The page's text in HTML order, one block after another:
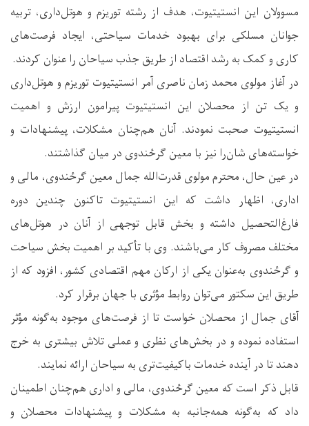
مسوولان این انستیتیوت، هدف از رشته توریزم و هوتل‌داری، تربیه
جوانان مسلکی برای بهبود خدمات سیاحتی، ایجاد فرصت‌های
کاری و کمک به رشد اقتصاد از طریق جذب سیاحان را عنوان کردند.
در آغاز مولوی محمد زمان ناصری آمر انستیتیوت توریزم و هوتل‌داری
و یک تن از محصلان این انستیتیوت پیرامون ارزش و اهمیت
انستیتیوت صحبت نمودند. آنان هم‌چنان مشکلات، پیشنهادات و
خواسته‌های شان‌را نیز با معین گرځندوی در میان گذاشتند.
در عین حال، محترم مولوی قدرت‌الله جمال معین گرځندوی، مالی و
اداری، اظهار داشت که این انستیتیوت تاکنون چندین دوره
فارغ‌التحصیل داشته و بخش قابل توجهی از آنان در هوتل‌های
مختلف مصروف کار می‌باشند. وی با تأکید بر اهمیت بخش سیاحت
و گرځندوی به‌عنوان یکی از ارکان مهم اقتصادی کشور، افزود که از
طریق این سکتور می‌توان روابط مؤثری با جهان برقرار کرد.
آقای جمال از محصلان خواست تا از فرصت‌های موجود به‌گونه مؤثر
استفاده نموده و در بخش‌های نظری و عملی تلاش بیشتری به خرج
دهند تا در آینده خدمات باکیفیت‌تری به سیاحان ارائه نمایند.
قابل ذکر است که معین گرځندوی، مالی و اداری هم‌چنان اطمینان
داد که به‌گونه همه‌جانبه به مشکلات و پیشنهادات محصلان و